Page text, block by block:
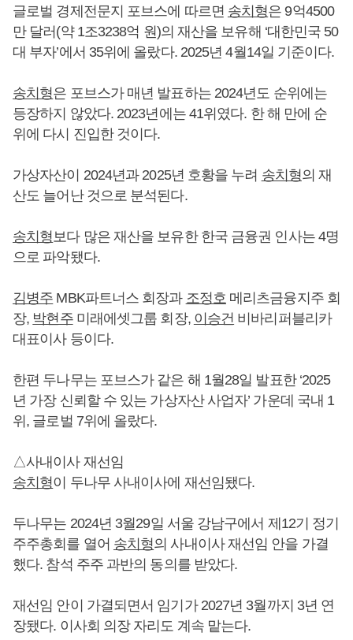
글로벌 경제전문지 포브스에 따르면 송치형은 9억4500
만 달러(약 1조3238억 원)의 재산을 보유해 ‘대한민국 50
대 부자’에서 35위에 올랐다. 2025년 4월14일 기준이다.
송치형은 포브스가 매년 발표하는 2024년도 순위에는
등장하지 않았다. 2023년에는 41위였다. 한 해 만에 순
위에 다시 진입한 것이다.
가상자산이 2024년과 2025년 호황을 누려 송치형의 재
산도 늘어난 것으로 분석된다.
송치형 보다 많은 재산을 보유한 한국 금융권 인사는 4명
으로 파악됐다.
김병주 MBK파트너스 회장과 조정호 메리츠금융지주 회
장, 박현주미래에셋그룹 회장, 이승건 비바리퍼블리카
대표이사 등이다.
한편 두나무는 포브스가 같은 해 1월28일 발표한 ‘2025
년 가장 신뢰할 수 있는 가상자산 사업자’ 가운데 국내 1
위, 글로벌 7위에 올랐다.
△사내이사 재선임
송치형이 두나무 사내이사에 재선임됐다.
두나무는 2024년 3월29일 서울 강남구에서 제12기 정기
주주총회를 열어 송치형의 사내이사 재선임 안을 가결
했다. 참석 주주 과반의 동의를 받았다.
재선임 안이 가결되면서 임기가 2027년 3월까지 3년 연
장됐다. 이사회 의장 자리도 계속 맡는다.